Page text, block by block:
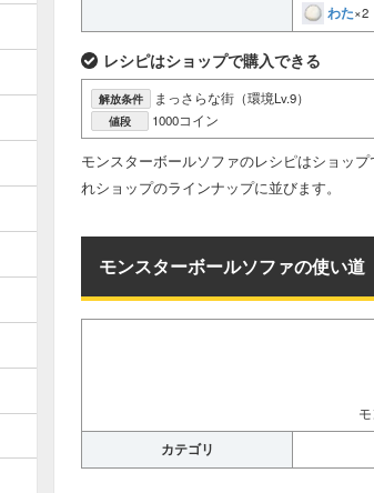
わた×2
レシピはショップで購入できる
解放条件 まっさらな街（環境Lv.9）
値段 1000コイン
モンスターボールソファのレシピはショッ
れショップのラインナップに並びます。
モンスターボールソファの使い道
カテゴリ